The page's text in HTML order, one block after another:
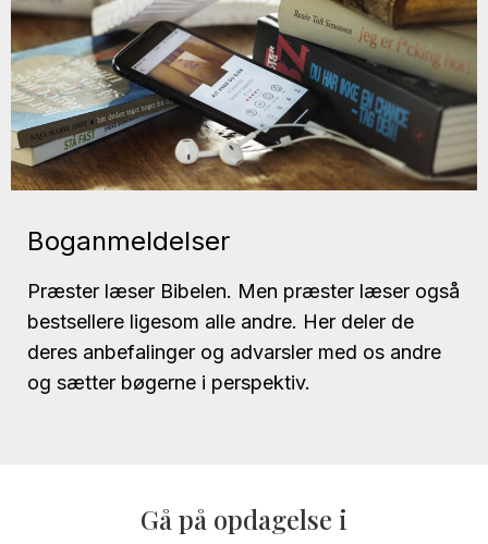
Boganmeldelser
Præster læser Bibelen. Men præster læser også
bestsellere ligesom alle andre. Her deler de
deres anbefalinger og advarsler med os andre
og sætter bøgerne i perspektiv.
Gå på opdagelse i